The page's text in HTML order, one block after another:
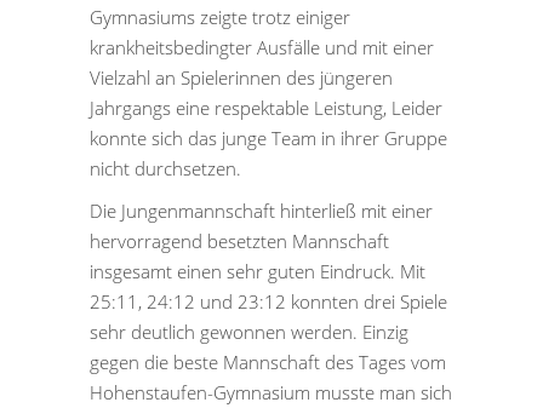
Gymnasiums zeigte trotz einiger
krankheitsbedingter Ausfälle und mit einer
Vielzahl an Spielerinnen des jüngeren
Jahrgangs eine respektable Leistung, Leider
konnte sich das junge Team in ihrer Gruppe
nicht durchsetzen.
Die Jungenmannschaft hinterließ mit einer
hervorragend besetzten Mannschaft
insgesamt einen sehr guten Eindruck. Mit
25:11, 24:12 und 23:12 konnten drei Spiele
sehr deutlich gewonnen werden. Einzig
gegen die beste Mannschaft des Tages vom
Hohenstaufen-Gymnasium musste man sich